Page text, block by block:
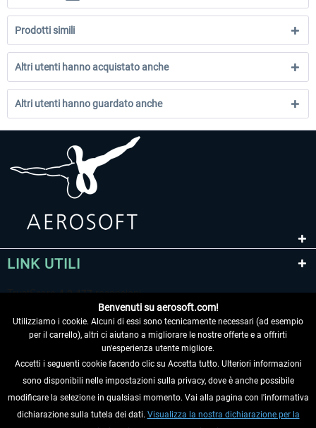
Prodotti simili
Altri utenti hanno acquistato anche
Altri utenti hanno guardato anche
LINK UTILI
RECEDERE DAL CONTRATTO
INFORMAZIONI
Benvenuti su aerosoft.com!
Utilizziamo i cookie. Alcuni di essi sono tecnicamente necessari (ad esempio
per il carrello), altri ci aiutano a migliorare le nostre offerte e a offrirti
un'esperienza utente migliore.
Accetti i seguenti cookie facendo clic su Accetta tutto. Ulteriori informazioni
sono disponibili nelle impostazioni sulla privacy, dove è anche possibile
modificare la selezione in qualsiasi momento. Vai alla pagina con l'informativa
dichiarazione sulla tutela dei dati. Visualizza la nostra dichiarazione per la